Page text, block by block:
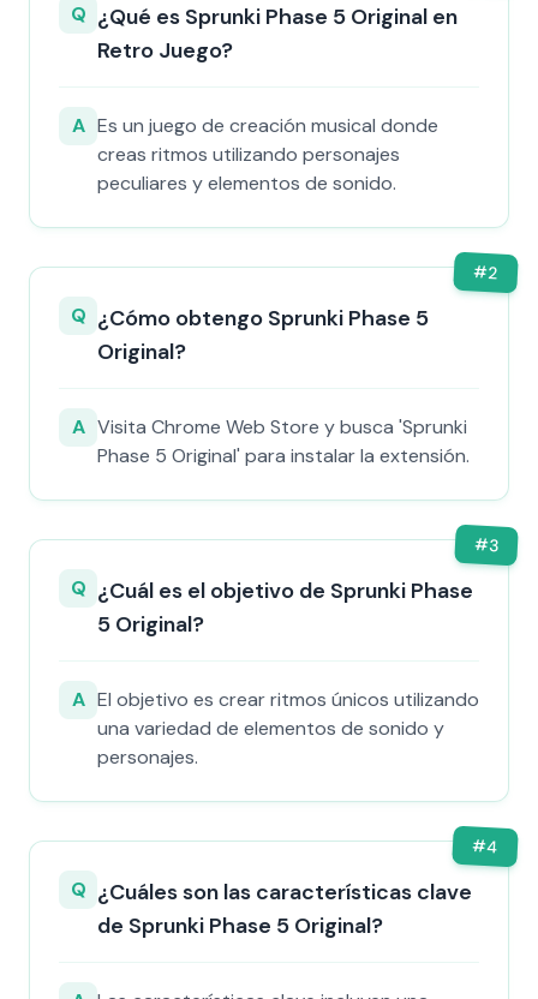
Q ¿Qué es Sprunki Phase 5 Original en
Retro Juego?
A Es un juego de creación musical donde
creas ritmos utilizando personajes
peculiares y elementos de sonido.
#2
Q ¿Cómo obtengo Sprunki Phase 5
Original?
A Visita Chrome Web Store y busca 'Sprunki
Phase 5 Original' para instalar la extensión.
#3
Q ¿Cuál es el objetivo de Sprunki Phase
5 Original?
A El objetivo es crear ritmos únicos utilizando
una variedad de elementos de sonido y
personajes.
#4
Q ¿Cuáles son las características clave
de Sprunki Phase 5 Original?